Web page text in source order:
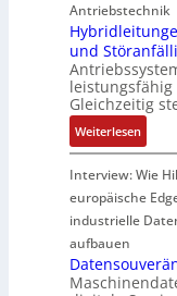
u
n
g
f
ü
r
r
a
u
e
U
m
g
e
n
d
i
e
P
r
o
d
u
k
t
i
o
n
n
g
f
ü
r
C
r
i
m
p
w
e
r
k
r
W
e
g
s
e
n
s
o
r
ü
b
e
r
f
f
e
r
m
o
d
u
l
e
m
i
t
2
Antriebstechnik
und
Gleichzeitig
Weiterlesen:
H
y
b
r
l
Interview: Wie
europäische
industrielle
aufbauen